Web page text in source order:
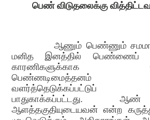
பெண் விடுதலைக்கு
ஆணும் பெண்ணும்
மனித இனத்தில் பெண்ணைப்
காரணிகளுக்காக
பெண்ணடிமைத்தனம்
வளர்த்தெடுக்கப்பட்டுப்
பாதுகாக்கப்பட்டது.
ஆளத்தகுதியுடையவன் என்ற